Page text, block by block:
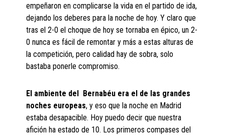
empeñaron en complicarse la vida en el partido de ida,
dejando los deberes para la noche de hoy. Y claro que
tras el 2-0 el choque de hoy se tornaba en épico, un 2-
0 nunca es fácil de remontar y más a estas alturas de
la competición, pero calidad hay de sobra, solo
bastaba ponerle compromiso.
El ambiente del Bernabéu era el de las grandes
noches europeas, y eso que la noche en Madrid
estaba desapacible. Hoy puedo decir que nuestra
afición ha estado de 10. Los primeros compases del